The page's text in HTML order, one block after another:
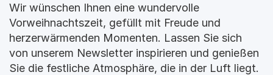
Wir wünschen Ihnen eine wundervolle
Vorweihnachtszeit, gefüllt mit Freude und
herzerwärmenden Momenten. Lassen Sie sich
von unserem Newsletter inspirieren und genießen
Sie die festliche Atmosphäre, die in der Luft liegt.